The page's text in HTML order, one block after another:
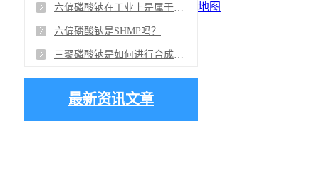
六偏磷酸钠在工业上是属于哪种类型的分散剂？
六偏磷酸钠是SHMP吗？
三聚磷酸钠是如何进行合成的？
最新资讯文章
地图